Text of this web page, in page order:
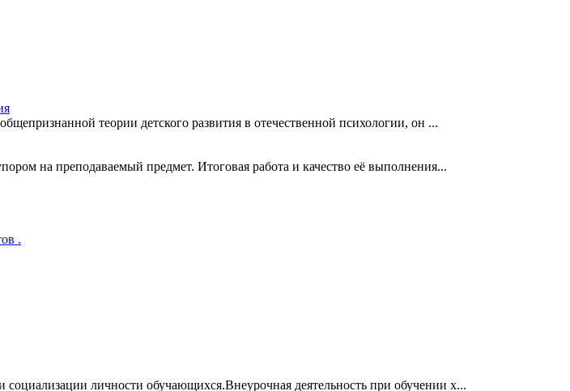
теории детского развития в отечественной психологии, он ...
на преподаваемый предмет. Итоговая работа и качество её выполнения...
.
личности обучающихся.Внеурочная деятельность при обучении х...